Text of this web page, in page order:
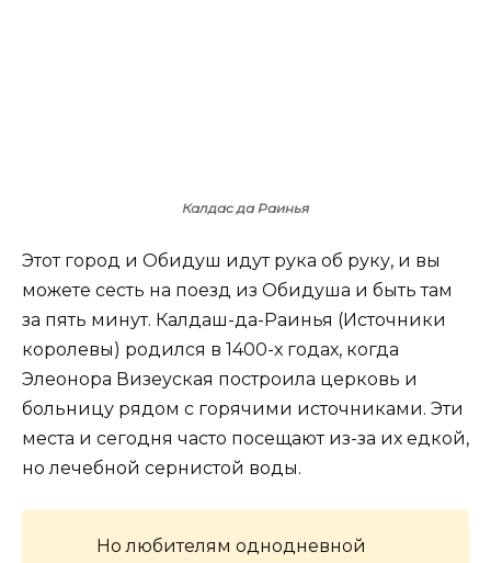
Калдас да Раинья
Этот город и Обидуш идут рука об руку, и вы
можете сесть на поезд из Обидуша и быть там
за пять минут. Калдаш-да-Раинья (Источники
королевы) родился в 1400-х годах, когда
Элеонора Визеуская построила церковь и
больницу рядом с горячими источниками. Эти
места и сегодня часто посещают из-за их едкой,
но лечебной сернистой воды.
Но любителям однодневной